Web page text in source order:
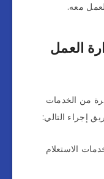
معه.
العمل
من الخدمات
إجراء التالي:
الاستعلام